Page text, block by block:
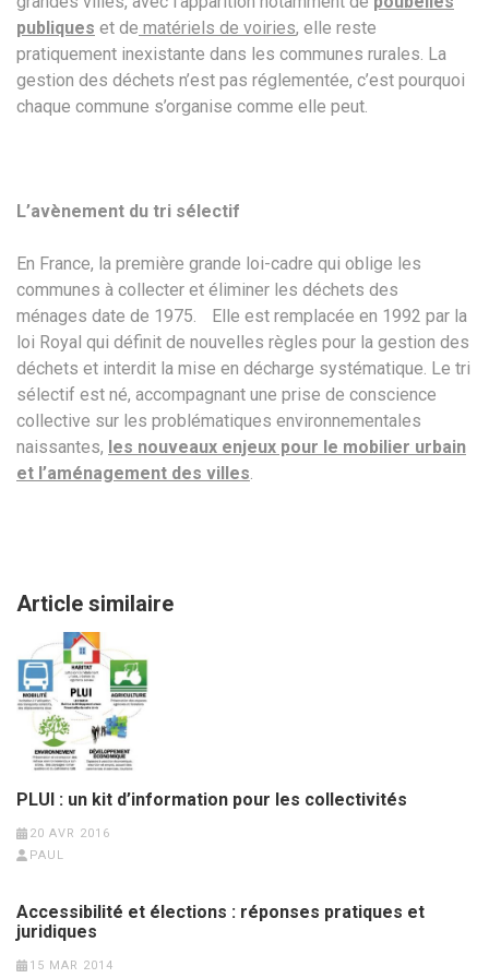
publiques et de matériels de voiries, elle reste
pratiquement inexistante dans les communes rurales. La
gestion des déchets n’est pas réglementée, c’est pourquoi
chaque commune s’organise comme elle peut.
L’avènement du tri sélectif
En France, la première grande loi-cadre qui oblige les
communes à collecter et éliminer les déchets des
ménages date de 1975. Elle est remplacée en 1992 par la
loi Royal qui définit de nouvelles règles pour la gestion des
déchets et interdit la mise en décharge systématique. Le tri
sélectif est né, accompagnant une prise de conscience
collective sur les problématiques environnementales
naissantes, les nouveaux enjeux pour le mobilier urbain
et l’aménagement des villes.
Article similaire
PLUI : un kit d’information pour les collectivités
20 AVR 2016
PAUL
Accessibilité et élections : réponses pratiques et
juridiques
15 MAR 2014